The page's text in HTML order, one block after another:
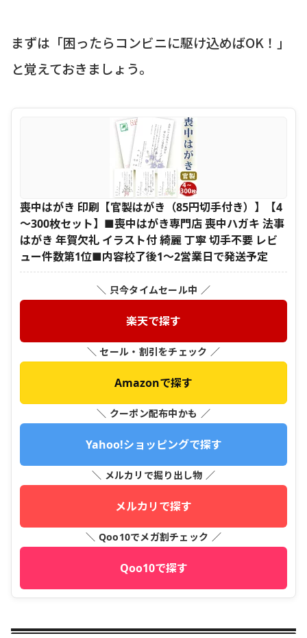
まずは「困ったらコンビニに駆け込めばOK！」
と覚えておきましょう。
喪中はがき 印刷【官製はがき（85円切手付き）】【4
～300枚セット】■喪中はがき専門店 喪中ハガキ 法事
はがき 年賀欠礼 イラスト付 綺麗 丁寧 切手不要 レビ
ュー件数第1位■内容校了後1～2営業日で発送予定
＼ 只今タイムセール中 ／
楽天で探す
＼ セール・割引をチェック ／
Amazonで探す
＼ クーポン配布中かも ／
Yahoo!ショッピングで探す
＼ メルカリで掘り出し物 ／
メルカリで探す
＼ Qoo10でメガ割チェック ／
Qoo10で探す